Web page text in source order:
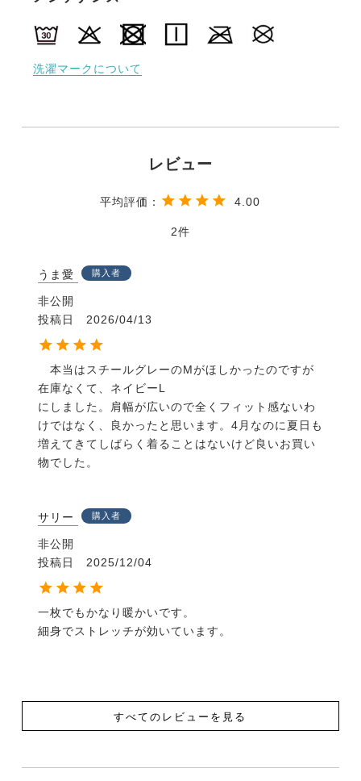
洗濯マークについて
4.00
2
うま愛 購入者
非公開
投稿日
2026/04/13
本当はスチールグレーのMがほしかったのですが
在庫なくて、ネイビーL
にしました。肩幅が広いので全くフィット感ないわ
けではなく、良かったと思います。4月なのに夏日も
増えてきてしばらく着ることはないけど良いお買い
物でした。
サリー 購入者
非公開
投稿日
2025/12/04
一枚でもかなり暖かいです。
細身でストレッチが効いています。
すべてのレビューを見る